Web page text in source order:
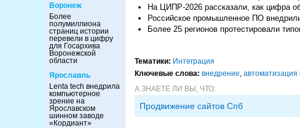
Воронеж
Более
полумиллиона
страниц истории
перевели в цифру
для Госархива
Воронежской
области
Ярославль
Lenta tech внедрила
компьютерное
зрение на
Ярославском
шинном заводе
«Кордиант»
На ЦИПР-2026 рассказали, как цифра
Российское промышленное ПО
Более 25 регионов протестировали
Тематики: Интеграция
Ключевые слова: внедрение, автоматизация
А ЗНАЕТЕ ЛИ ВЫ, ЧТО:
Продвижение сайтов Спб